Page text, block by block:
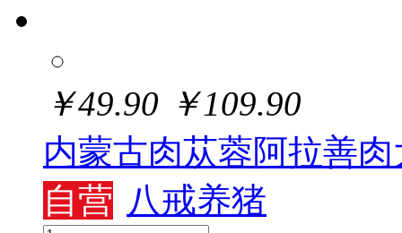
￥49.90 ￥109.90
内蒙古肉苁蓉阿拉善
自营 八戒养猪